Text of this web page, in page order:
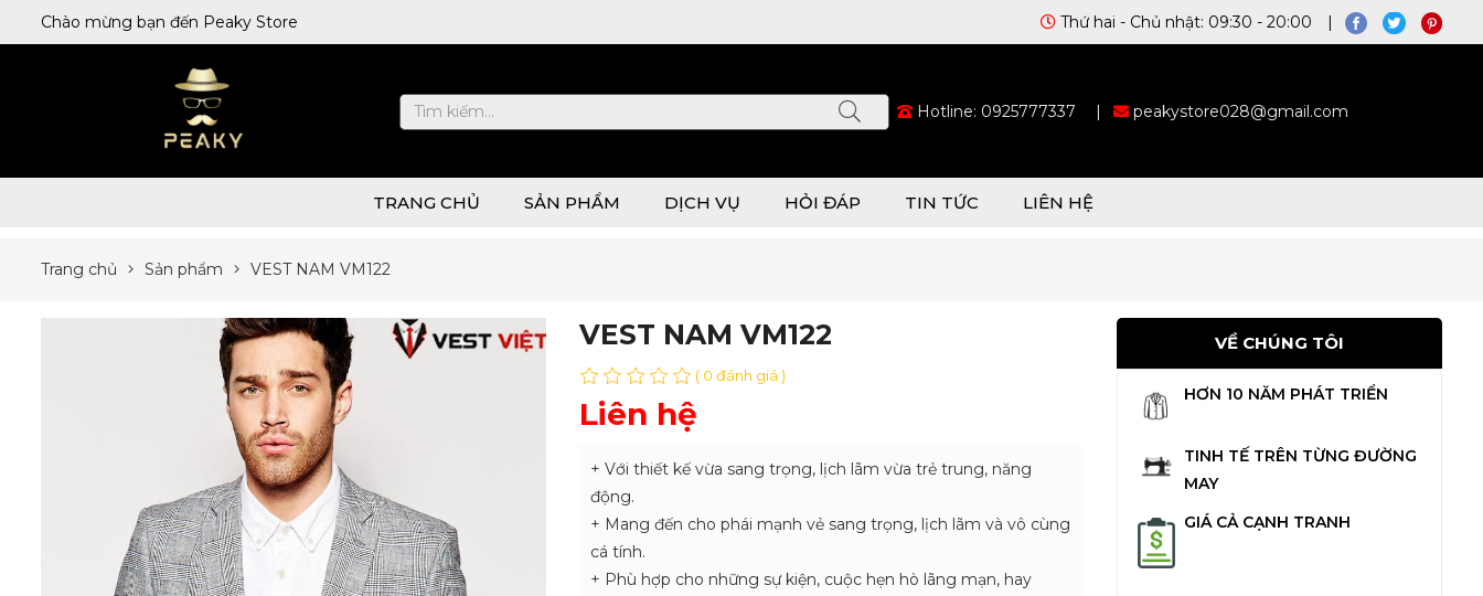
Chào mừng bạn đến Peaky Store Thứ hai - Chủ nhật: 09:30 - 20:00 |
Hotline: 0925777337 | peakystore028@gmail.com
TRANG CHỦ SẢN PHẨM DỊCH VỤ HỎI ĐÁP TIN TỨC LIÊN HỆ
Trang chủ Sản phẩm VEST NAM VM122
VEST NAM VM122
( 0 đánh giá )
Liên hệ
+ Với thiết kế vừa sang trọng, lịch lãm vừa trẻ trung, năng
động.
+ Mang đến cho phái mạnh vẻ sang trọng, lịch lãm và vô cùng
cá tính.
+ Phù hợp cho những sự kiện, cuộc hẹn hò lãng mạn, hay
VỀ CHÚNG TÔI
HƠN 10 NĂM PHÁT TRIỂN
TINH TẾ TRÊN TỪNG ĐƯỜNG
MAY
GIÁ CẢ CẠNH TRANH